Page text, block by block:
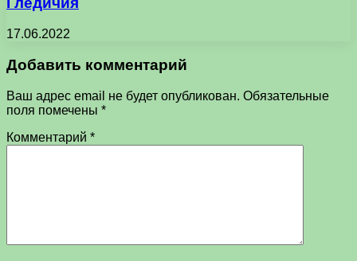
17.06.2022
Добавить комментарий
Ваш адрес email не будет опубликован. Обязательные
поля помечены *
Комментарий *